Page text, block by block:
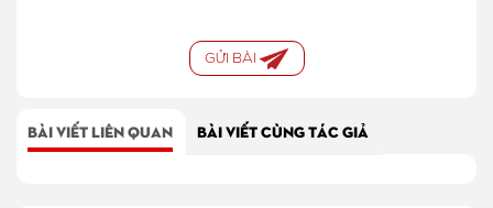
GỬI BÀI
BÀI VIẾT LIÊN QUAN BÀI VIẾT CÙNG TÁC GIẢ